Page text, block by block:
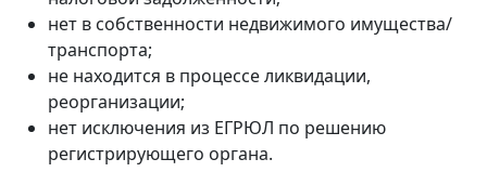
нет в собственности недвижимого имущества/
транспорта;
не находится в процессе ликвидации,
реорганизации;
нет исключения из ЕГРЮЛ по решению
регистрирующего органа.